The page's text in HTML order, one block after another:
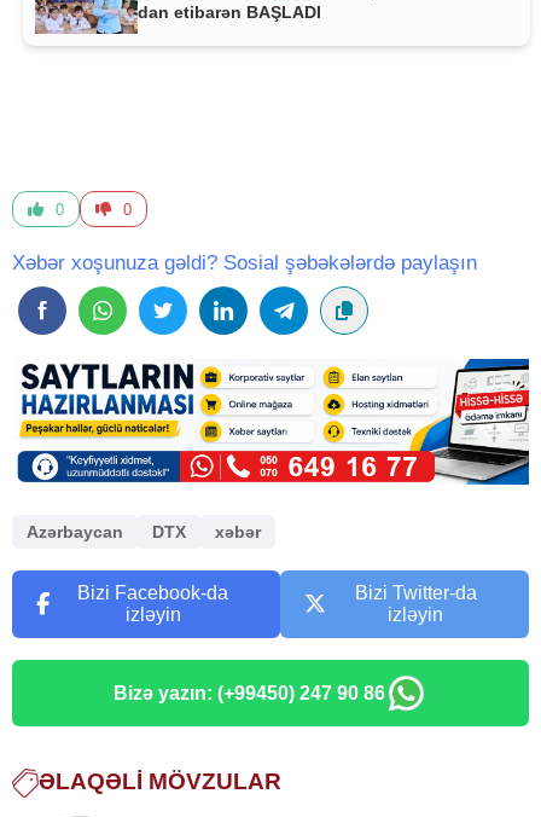
dan etibarən BAŞLADI
0 0
Xəbər xoşunuza gəldi? Sosial şəbəkələrdə paylaşın
Azərbaycan DTX xəbər
Bizi Facebook-da
izləyin
Bizi Twitter-da
izləyin
Bizə yazın: (+99450) 247 90 86
ƏLAQƏLI MÖVZULAR